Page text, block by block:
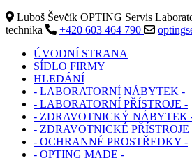
Luboš Ševčík OPTING Servis
technika
+420 603 464 790
ÚVODNÍ STRANA
SÍDLO FIRMY
HLEDÁNÍ
- LABORATORNÍ NÁBYTEK -
- LABORATORNÍ PŘÍSTROJE -
- ZDRAVOTNICKÝ NÁBYTEK
- ZDRAVOTNICKÉ PŘÍSTROJE
- OCHRANNÉ PROSTŘEDKY -
- OPTING MADE -